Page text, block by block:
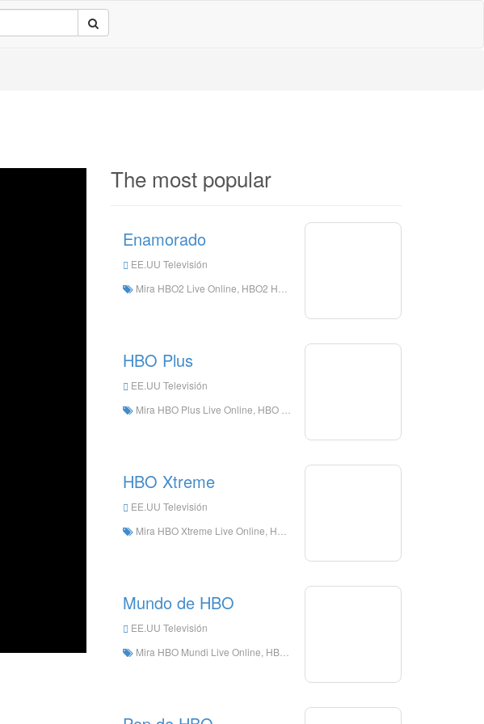
The most popular
Enamorado
EE.UU Televisión
Mira HBO2 Live Online, HBO2 HD Live Streaming, HBO2 Mira la televisión en vivo desde los Estados Unidos
HBO Plus
EE.UU Televisión
Mira HBO Plus Live Online, HBO Plus HD Live Streaming, HBO Plus Ver televisión en vivo desde los Estados Unidos
HBO Xtreme
EE.UU Televisión
Mira HBO Xtreme Live Online, HBO Xtreme HD Live Streaming, HBO Xtreme Mira TV en vivo desde los Estados Unidos
Mundo de HBO
EE.UU Televisión
Mira HBO Mundi Live Online, HBO Mundi HD Live Streaming, HBO Mundi Mira la televisión en vivo desde los Estados Unidos